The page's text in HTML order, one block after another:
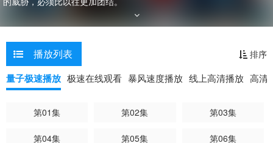
伊莎贝拉·莫塞德
索尔·罗德里格斯 泰勒·圣克莱尔
播放列表 排序
量子极速播放 极速在线观看 暴风速度播放 线上高清播放 高清
第01集 第02集 第03集
第04集 第05集 第06集